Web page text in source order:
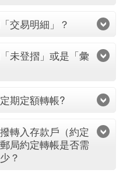
交易明細」？
未登摺」或是「彙
期定額轉帳?
轉入存款戶（約定
局約定轉帳是否需
？